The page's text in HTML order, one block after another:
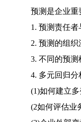
预测是企业重要
1. 预测责任者
2. 预测的组织
3. 不同的预测
4. 多元回归分
(1)如何建立多
(2如何评估业